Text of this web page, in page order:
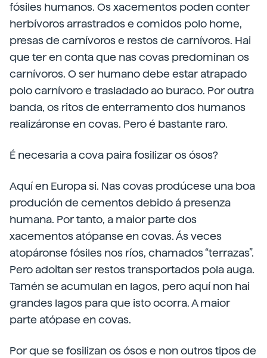
fósiles humanos. Os xacementos poden conter
herbívoros arrastrados e comidos polo home,
presas de carnívoros e restos de carnívoros. Hai
que ter en conta que nas covas predominan os
carnívoros. O ser humano debe estar atrapado
polo carnívoro e trasladado ao buraco. Por outra
banda, os ritos de enterramento dos humanos
realizáronse en covas. Pero é bastante raro.
É necesaria a cova paira fosilizar os ósos?
Aquí en Europa si. Nas covas prodúcese una boa
produción de cementos debido á presenza
humana. Por tanto, a maior parte dos
xacementos atópanse en covas. Ás veces
atopáronse fósiles nos ríos, chamados “terrazas”.
Pero adoitan ser restos transportados pola auga.
Tamén se acumulan en lagos, pero aquí non hai
grandes lagos para que isto ocorra. A maior
parte atópase en covas.
Por que se fosilizan os ósos e non outros tipos de